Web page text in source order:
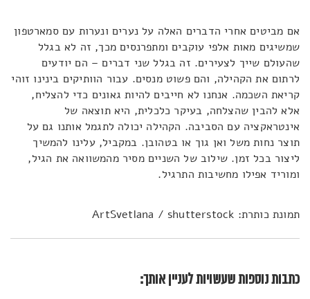
אם מביטים אחרי הדברים האלה על נערים ונערות עם סמארטפון
שמשיגים מאות אלפי עוקבים ומתפרנסים מכך, זה לא בגלל
שהעולם שייך לצעירים. זה בגלל שני דברים – הם יודעים
לרתום את הקהילה, והם פשוט מנסים. עבור הוותיקים בינינו זוהי
קריאת השכמה. אנחנו לא חייבים להיות גאונים כדי להצליח,
אלא להבין שהצלחה, בעיקר כלכלית, היא תוצאה של
אינטראקציה עם הסביבה. הקהילה יכולה לתגמל אותנו גם על
תוצר נחות משל ואן גוך או בטהובן. במקביל, עלינו להמשיך
ליצור בכל זמן. שילוב של השניים מסיר מהמשוואה את הגיל,
ומוריד אפילו מחשיבות התרגיל.
תמונת כותרת: ArtSvetlana / shutterstock
כתבות נוספות שעשויות לעניין אותך: